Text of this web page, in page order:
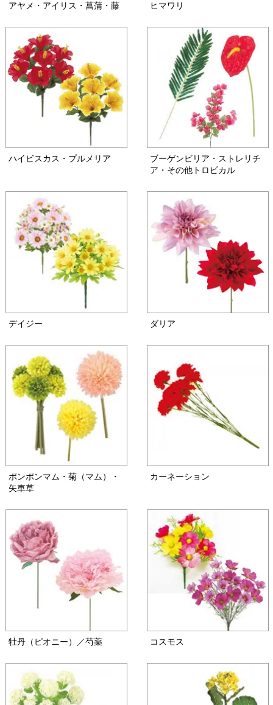
アヤメ・アイリス・菖蒲・藤 ヒマワリ
ハイビスカス・プルメリア
ブーゲンビリア・ストレリチ
ア・その他トロピカル
デイジー ダリア
ポンポンマム・菊（マム）・
矢車草
カーネーション
牡丹（ピオニー）／芍薬 コスモス